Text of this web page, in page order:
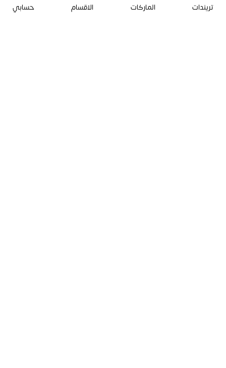
تريندات الماركات الاقسام حسابي